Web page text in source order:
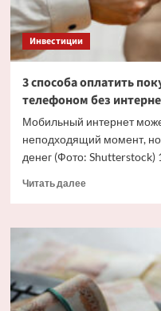
Инвестиции
3 способа оплатить
телефоном без
Мобильный интернет
неподходящий момент, но
денег (Фото: Shutterstock)
Читать далееПрочитать
3
покупки
в
магазине